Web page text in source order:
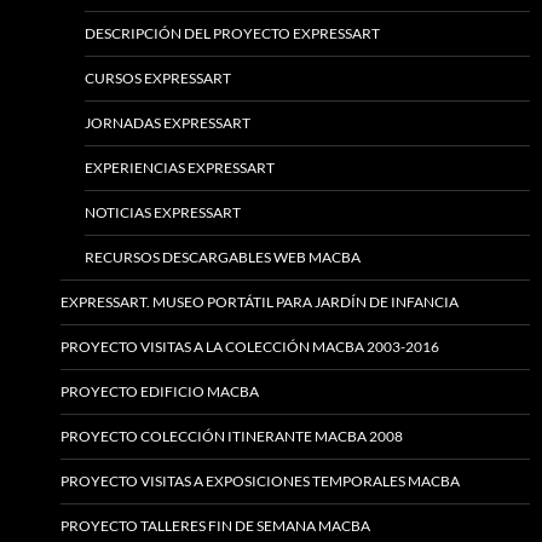
DESCRIPCIÓN DEL PROYECTO EXPRESSART
CURSOS EXPRESSART
JORNADAS EXPRESSART
EXPERIENCIAS EXPRESSART
NOTICIAS EXPRESSART
RECURSOS DESCARGABLES WEB MACBA
EXPRESSART. MUSEO PORTÁTIL PARA JARDÍN DE INFANCIA
PROYECTO VISITAS A LA COLECCIÓN MACBA 2003-2016
PROYECTO EDIFICIO MACBA
PROYECTO COLECCIÓN ITINERANTE MACBA 2008
PROYECTO VISITAS A EXPOSICIONES TEMPORALES MACBA
PROYECTO TALLERES FIN DE SEMANA MACBA